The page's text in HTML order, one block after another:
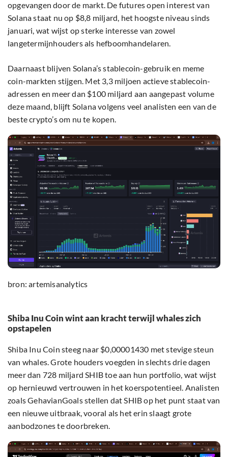
opgevangen door de markt. De futures open interest van
Solana staat nu op $8,8 miljard, het hoogste niveau sinds
januari, wat wijst op sterke interesse van zowel
langetermijnhouders als hefboomhandelaren.
Daarnaast blijven Solana’s stablecoin-gebruik en meme
coin-markten stijgen. Met 3,3 miljoen actieve stablecoin-
adressen en meer dan $100 miljard aan aangepast volume
deze maand, blijft Solana volgens veel analisten een van de
beste crypto’s om nu te kopen.
bron: artemisanalytics
Shiba Inu Coin wint aan kracht terwijl whales zich
opstapelen
Shiba Inu Coin steeg naar $0,00001430 met stevige steun
van whales. Grote houders voegden in slechts drie dagen
meer dan 728 miljard SHIB toe aan hun portfolio, wat wijst
op hernieuwd vertrouwen in het koerspotentieel. Analisten
zoals GehavianGoals stellen dat SHIB op het punt staat van
een nieuwe uitbraak, vooral als het erin slaagt grote
aanbodzones te doorbreken.